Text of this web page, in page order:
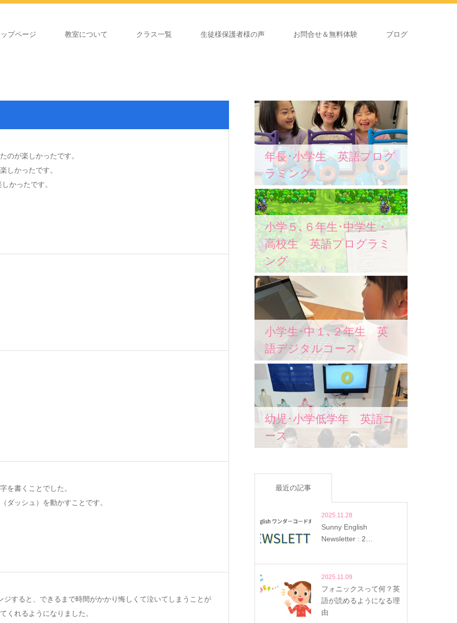
ップページ 教室について クラス一覧 生徒様保護者様の声 お問合せ＆無料体験 ブログ
のが楽しかったです。
しかったです。
かったです。​
を書くことでした。
ダッシュ）を動かすことです。
すると、できるまで時間がかかり悔しくて泣いてしまうことが
くれるようになりました。
年長･小学生 英語プログ
ラミング
小学５､６年生･中学生・
高校生 英語プログラミ
ング
小学生･中１､２年生 英
語デジタルコース
幼児･小学低学年 英語コ
ース
最近の記事
2025.11.28
Sunny English
Newsletter : 2…
2025.11.09
フォニックスって何？英
語が読めるようになる理
由